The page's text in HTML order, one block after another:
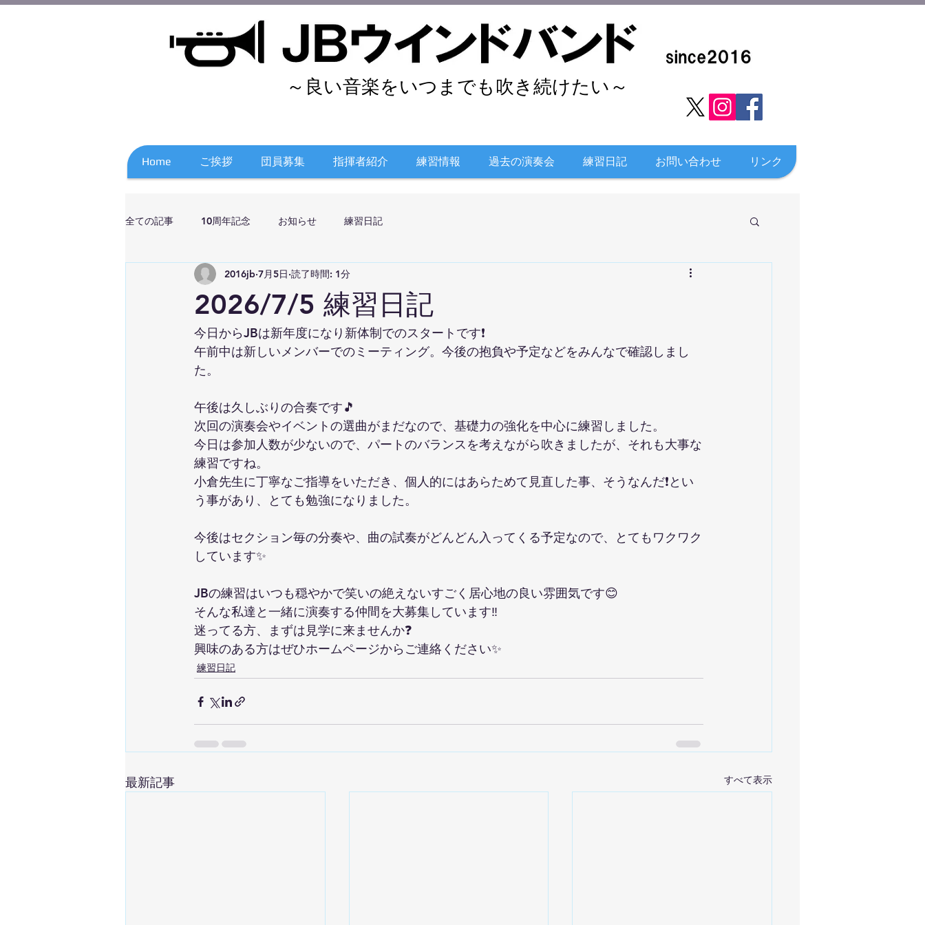
～良い音楽をいつまでも吹き続けたい～​
Home ご挨拶 団員募集 指揮者紹介 練習情報 過去の演奏会 練習日記 お問い合わせ リンク
全ての記事 10周年記念 お知らせ 練習日記
2026/7/5 練習日記
2016jb 7月5日 読了時間: 1分
今日からJBは新年度になり新体制でのスタートです❗️
午前中は新しいメンバーでのミーティング。今後の抱負や予定などをみんなで確認しまし
た。
午後は久しぶりの合奏です🎵
次回の演奏会やイベントの選曲がまだなので、基礎力の強化を中心に練習しました。
今日は参加人数が少ないので、パートのバランスを考えながら吹きましたが、それも大事な
練習ですね。
小倉先生に丁寧なご指導をいただき、個人的にはあらためて見直した事、そうなんだ❗️とい
う事があり、とても勉強になりました。
今後はセクション毎の分奏や、曲の試奏がどんどん入ってくる予定なので、とてもワクワク
しています✨
JBの練習はいつも穏やかで笑いの絶えないすごく居心地の良い雰囲気です😊
そんな私達と一緒に演奏する仲間を大募集しています‼️
迷ってる方、まずは見学に来ませんか❓
興味のある方はぜひホームページからご連絡ください✨
練習日記
最新記事 すべて表示